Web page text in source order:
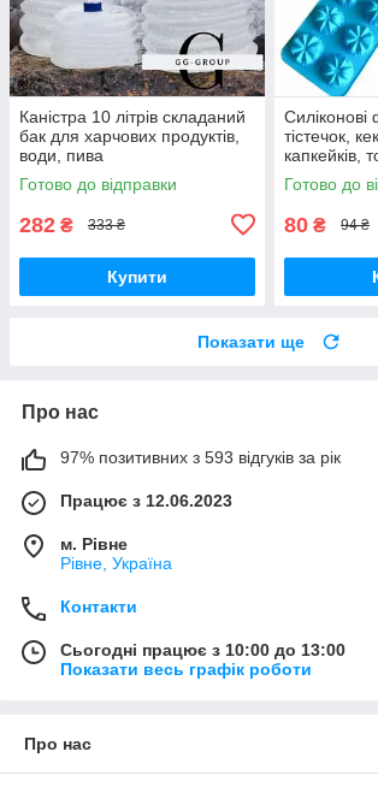
Каністра 10 літрів складаний
бак для харчових продуктів,
води, пива
Готово до відправки
282 ₴ 333 ₴
Купити
тістечок,
капкейків,
Готово до
80 ₴ 94 ₴
Показати ще
Про нас
97% позитивних з 593 відгуків за рік
Працює з 12.06.2023
м. Рівне
Рівне, Україна
Контакти
Сьогодні працює з 10:00 до 13:00
Показати весь графік роботи
Про нас